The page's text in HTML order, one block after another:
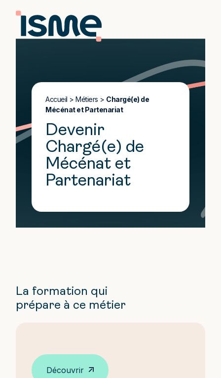
Accueil > Métiers > Chargé(e) de
Mécénat et Partenariat
Devenir
Chargé(e) de
Mécénat et
Partenariat
La formation qui
prépare à ce métier
Découvrir